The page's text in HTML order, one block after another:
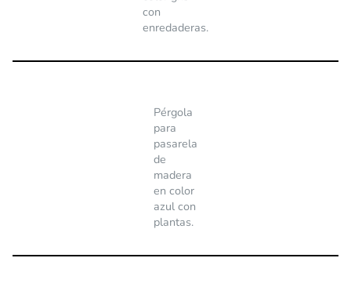
con
enredaderas.
Pérgola
para
pasarela
de
madera
en color
azul con
plantas.